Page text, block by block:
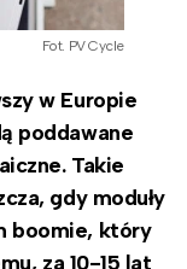
Fot. PV Cycle
w Europie
poddawane
Takie
gdy moduły
boomie, który
za 10-15 lat